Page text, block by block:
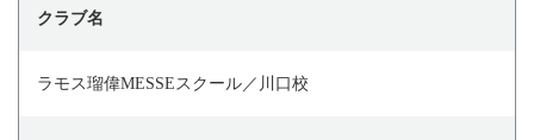
クラブ名
ラモス瑠偉MESSEスクール／川口校